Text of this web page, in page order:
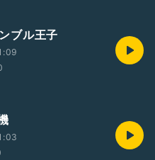
ブル王子